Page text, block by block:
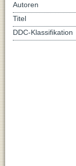
Autoren
Titel
DDC-Klassifikation